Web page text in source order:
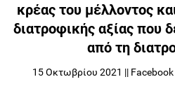
κρέας του μέλλοντος
διατροφικής αξίας που
από τη
15 Οκτωβρίου 2021 ||